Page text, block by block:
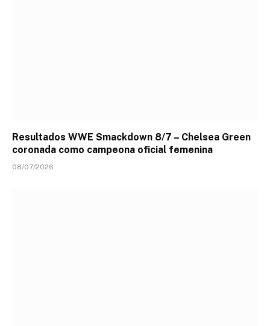
Resultados WWE Smackdown 8/7 – Chelsea Green
coronada como campeona oficial femenina
08/07/2026